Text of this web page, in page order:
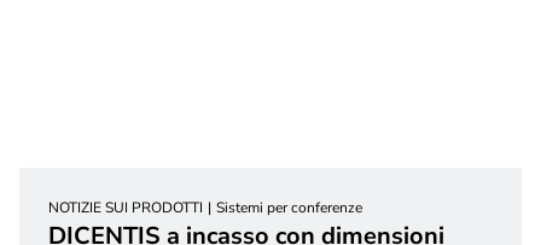
NOTIZIE SUI PRODOTTI Sistemi per conferenze
DICENTIS a incasso con dimensioni